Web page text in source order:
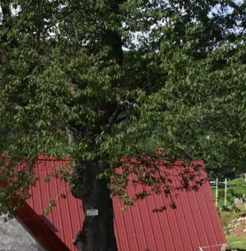
loisirs
auberges en Alsace
auberges dans le Grand Est
les villes